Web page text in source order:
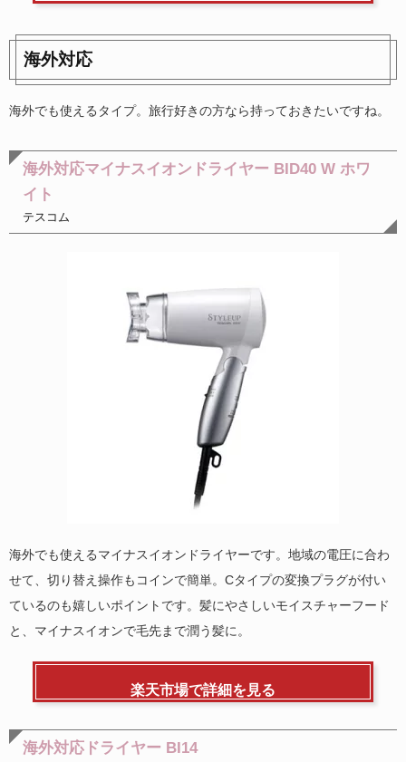
海外対応
海外でも使えるタイプ。旅行好きの方なら持っておきたいですね。
海外対応マイナスイオンドライヤー BID40 W ホワ
イト
テスコム
海外でも使えるマイナスイオンドライヤーです。地域の電圧に合わ
せて、切り替え操作もコインで簡単。Cタイプの変換プラグが付い
ているのも嬉しいポイントです。髪にやさしいモイスチャーフード
と、マイナスイオンで毛先まで潤う髪に。
楽天市場で詳細を見る
海外対応ドライヤー BI14